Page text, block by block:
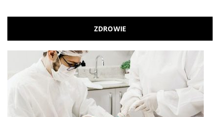
ZDROWIE